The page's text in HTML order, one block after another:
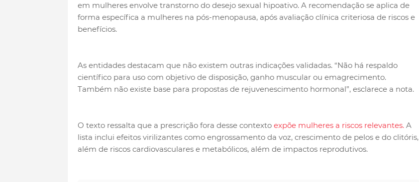
em mulheres envolve transtorno do desejo sexual hipoativo. A recomendação se aplica de
forma específica a mulheres na pós-menopausa, após avaliação clínica criteriosa de riscos e
benefícios.
As entidades destacam que não existem outras indicações validadas. “Não há respaldo
científico para uso com objetivo de disposição, ganho muscular ou emagrecimento.
Também não existe base para propostas de rejuvenescimento hormonal”, esclarece a nota.
O texto ressalta que a prescrição fora desse contextoexpõe mulheres a riscos relevantes.A
lista inclui efeitos virilizantes como engrossamento da voz, crescimento de pelos e do clitóris,
além de riscos cardiovasculares e metabólicos, além de impactos reprodutivos.